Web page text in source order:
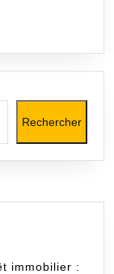
Rechercher
immobilier :